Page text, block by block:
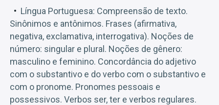
Língua Portuguesa: Compreensão de texto.
Sinônimos e antônimos. Frases (afirmativa,
negativa, exclamativa, interrogativa). Noções de
número: singular e plural. Noções de gênero:
masculino e feminino. Concordância do adjetivo
com o substantivo e do verbo com o substantivo e
com o pronome. Pronomes pessoais e
possessivos. Verbos ser, ter e verbos regulares.